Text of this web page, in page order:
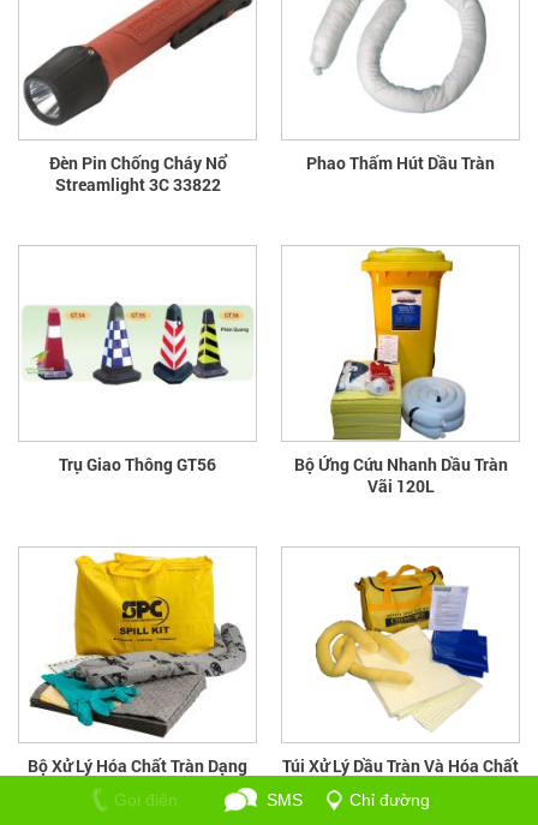
Đèn Pin Chống Cháy Nổ
Streamlight 3C 33822
Phao Thấm Hút Dầu Tràn
Trụ Giao Thông GT56
Bộ Ứng Cứu Nhanh Dầu Tràn
Vãi 120L
Bộ Xử Lý Hóa Chất Tràn Dạng
Túi Xử Lý Dầu Tràn Và Hóa Chất
Gọi điện SMS Chỉ đường